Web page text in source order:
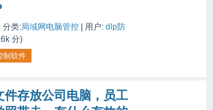
分类:局域网电脑管控 用户: dlp防
分)
制软件
件存放公司电脑，员工